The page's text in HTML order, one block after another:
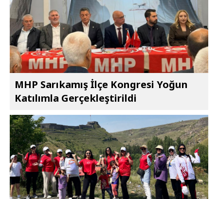
MHP Sarıkamış İlçe Kongresi Yoğun
Katılımla Gerçekleştirildi